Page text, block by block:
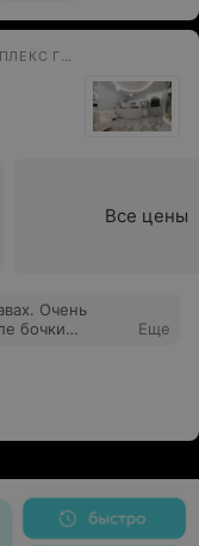
ФИЗКУЛЬТУРНО-ОЗДОРОВИТЕЛЬНЫЙ КОМПЛЕКС ГОСТИНИЦЫ
Все цены
Очень
бочки
Еще